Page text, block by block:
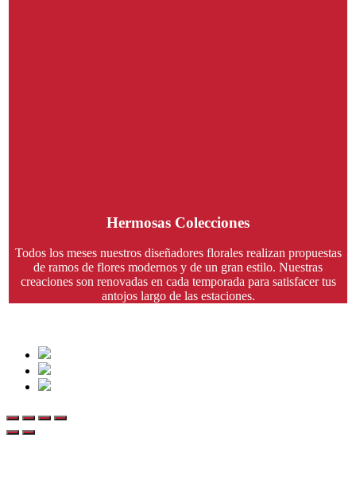
Hermosas Colecciones
Todos los meses nuestros diseñadores florales realizan propuestas
de ramos de flores modernos y de un gran estilo. Nuestras
creaciones son renovadas en cada temporada para satisfacer tus
antojos largo de las estaciones.